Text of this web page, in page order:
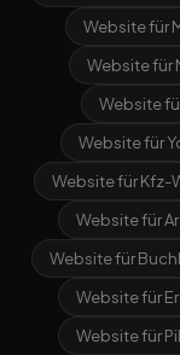
Website für
Website für
Website
Website für
Website für Kfz-
Website für
Website für
Website für
Website für